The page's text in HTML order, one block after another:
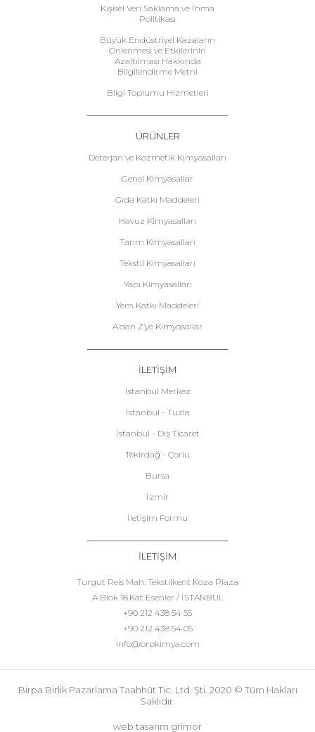
Kişisel Veri Saklama ve İhma
Politikası
Büyük Endüstriyel Kazaların
Önlenmesi ve Etkilerinin
Azaltılması Hakkında
Bilgilendirme Metni
Bilgi Toplumu Hizmetleri
ÜRÜNLER
Deterjan ve Kozmetik Kimyasalları
Genel Kimyasallar
Gıda Katkı Maddeleri
Havuz Kimyasalları
Tarım Kimyasalları
Tekstil Kimyasalları
Yapı Kimyasalları
Yem Katkı Maddeleri
A’dan Z’ye Kimyasallar
İLETİŞİM
İstanbul Merkez
İstanbul - Tuzla
İstanbul - Dış Ticaret
Tekirdağ - Çorlu
Bursa
İzmir
İletişim Formu
İLETİŞİM
Turgut Reis Mah. Tekstilkent Koza Plaza
A Blok 18.Kat Esenler / İSTANBUL
+90 212 438 54 55
+90 212 438 54 05
info@brpkimya.com
Birpa Birlik Pazarlama Taahhüt Tic. Ltd. Şti. 2020 © Tüm Hakları
Saklıdır.
web tasarım grimor